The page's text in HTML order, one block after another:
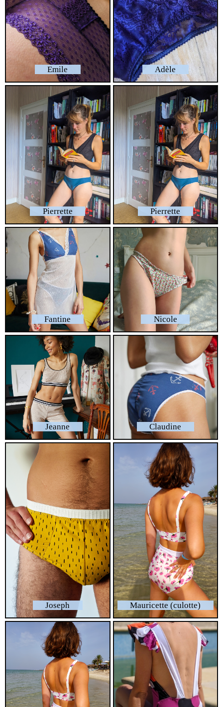
Emile Adèle
Pierrette Pierrette
Fantine Nicole
Jeanne Claudine
Joseph Mauricette (culotte)